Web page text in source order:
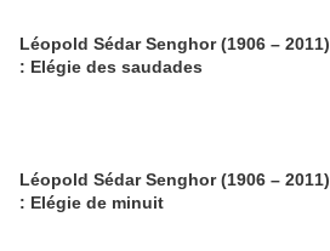
Léopold Sédar Senghor (1906 – 2011)
: Elégie des saudades
Léopold Sédar Senghor (1906 – 2011)
: Elégie de minuit